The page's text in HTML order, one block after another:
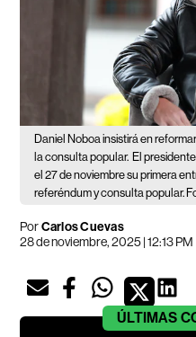
Daniel Noboa insistirá en
la consulta popular. El
el 27 de noviembre su primera
referéndum y consulta popular.
PorCarlos Cuevas
28 de noviembre, 2025 | 12:13 PM
ÚLTIMAS